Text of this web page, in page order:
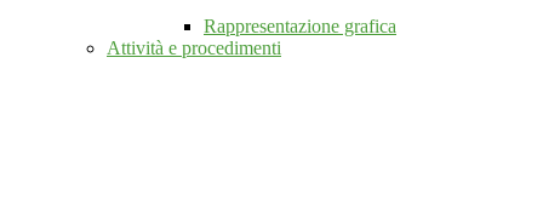
Rappresentazione grafica
Attività e procedimenti